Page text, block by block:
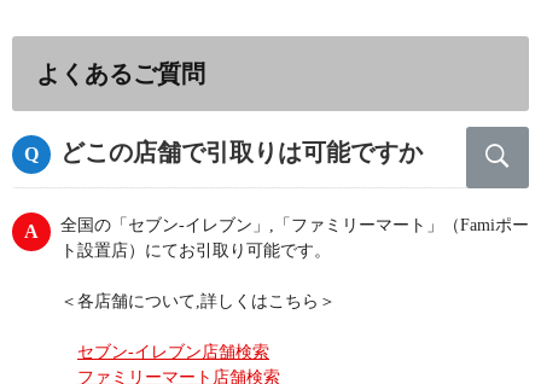
よくあるご質問
どこの店舗で引取りは可能ですか
全国の「セブン-イレブン」,「ファミリーマート」（Famiポー
ト設置店）にてお引取り可能です。
＜各店舗について,詳しくはこちら＞
セブン-イレブン店舗検索
ファミリーマート店舗検索